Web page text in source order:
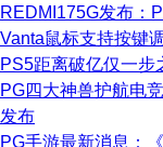
REDMI175G发布：
Vanta鼠标支持按键
PS5距离破亿仅一步
PG四大神兽护航电
发布
PG手游最新消息：